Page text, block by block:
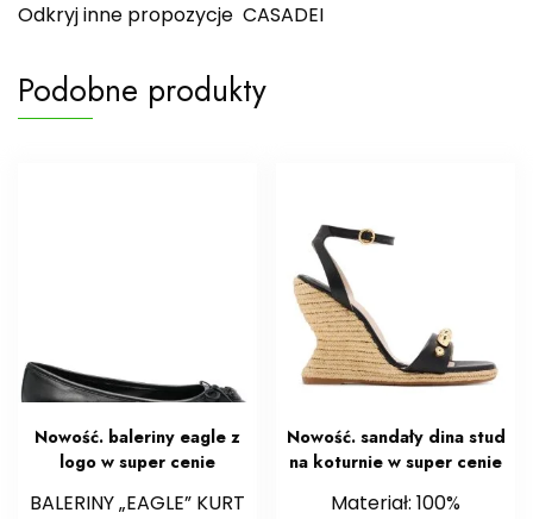
Odkryj inne propozycje CASADEI
Podobne produkty
Nowość. baleriny eagle z
logo w super cenie
BALERINY „EAGLE” KURT
Nowość. sandały dina stud
na koturnie w super cenie
Materiał: 100%